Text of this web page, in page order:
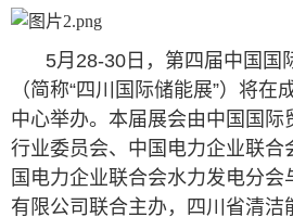
5月28-30日，第四届中国国
（简称“四川国际储能展”）将
中心举办。本届展会由中国国际
行业委员会、中国电力企业联合
国电力企业联合会水力发电分会
有限公司联合主办，四川省清洁